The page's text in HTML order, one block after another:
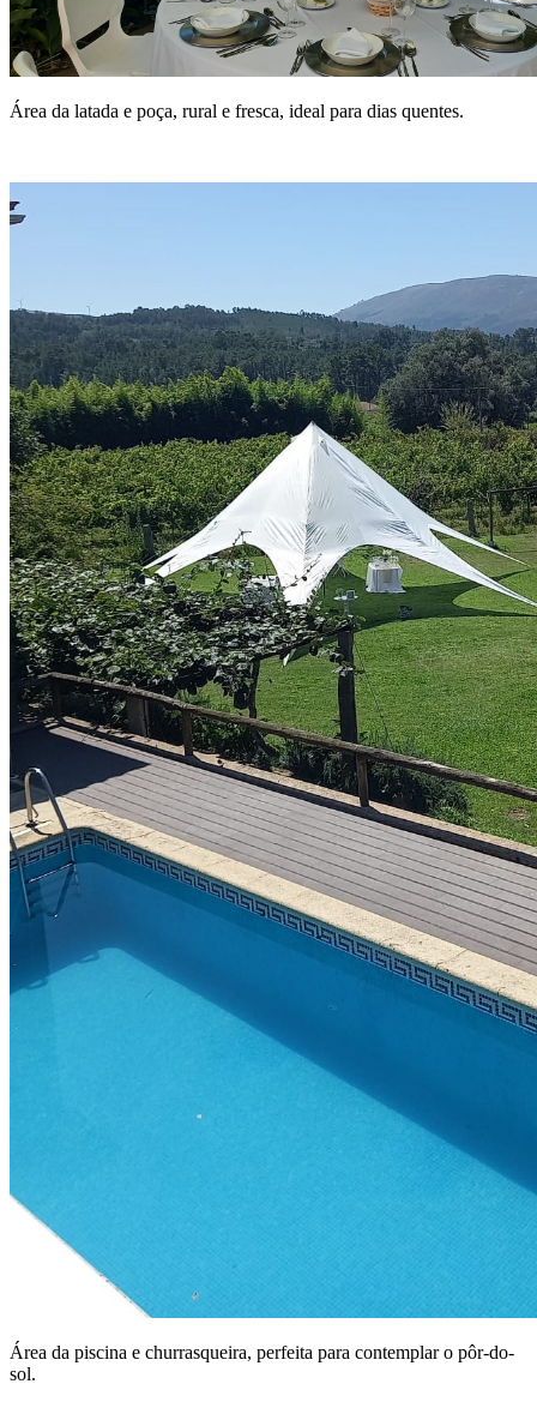
Área da latada e poça, rural e fresca, ideal para dias quentes.
Área da piscina e churrasqueira, perfeita para contemplar o pôr-do-
sol.